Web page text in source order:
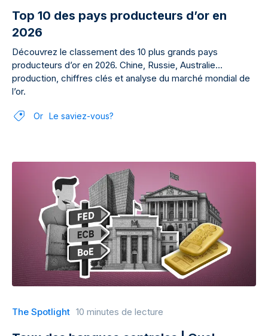
Top 10 des pays producteurs d’or en
2026
Découvrez le classement des 10 plus grands pays
producteurs d’or en 2026. Chine, Russie, Australie…
production, chiffres clés et analyse du marché mondial de
l’or.
Or Le saviez-vous?
The Spotlight 10 minutes de lecture